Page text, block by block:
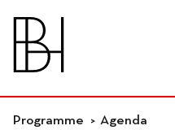
Lieux
Programme Agenda